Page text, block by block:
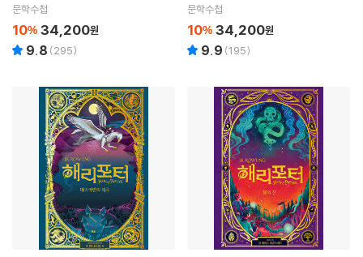
문학수첩
10% 34,200원
9.8 (295)
문학수첩
10% 34,200원
9.9 (195)